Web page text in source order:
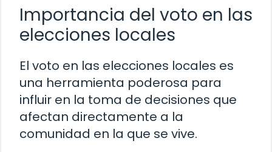
Importancia del voto en las
elecciones locales
El voto en las elecciones locales es
una herramienta poderosa para
influir en la toma de decisiones que
afectan directamente a la
comunidad en la que se vive.